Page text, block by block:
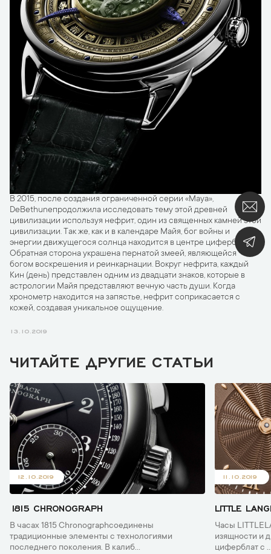
В 2015, после создания ограниченной серии «Maya»,
DeBethuneпродолжила исследовать тему этой древней
цивилизации используя нефрит, один из священных камней этой
цивилизации. Так же, как и в календаре Майя, бог войны и
энергии движущегося солнца находится в центре циферблата.
Обратная сторона украшена пернатой змеей, являющейся
богом воскрешения и реинкарнации. Вокруг нефрита, каждый
Кин (день) представлен одним из двадцати знаков, которые в
астрологии Майя представляют вечную часть души. Когда
хронометр находится на запястье, нефрит соприкасается с
кожей, создавая уникальное ощущение.
13.10.2019
ЧИТАЙТЕ ДРУГИЕ СТАТЬИ
12.10.2019
1815 CHRONOGRAPH
В часах 1815 Chronographсоединены
традиционные элементы с технологиями
последнего поколения. В калиб...
11.10.2019
LITTLE
Часы
изящности и
циферблат с